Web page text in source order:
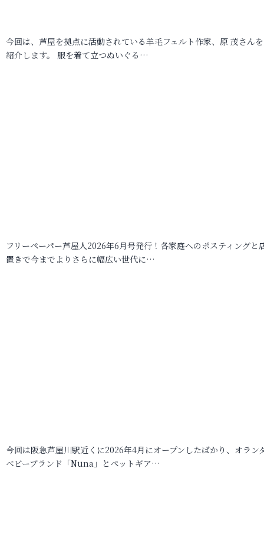
今回は、芦屋を拠点に活動されている羊毛フェルト作家、原 茂さん
紹介します。 服を着て立つぬいぐる…
フリーペーパー芦屋人2026年6月号発行！各家庭へのポスティングと
置きで今までよりさらに幅広い世代に…
今回は阪急芦屋川駅近くに2026年4月にオープンしたばかり、オラン
ベビーブランド「Nuna」とペットギア…